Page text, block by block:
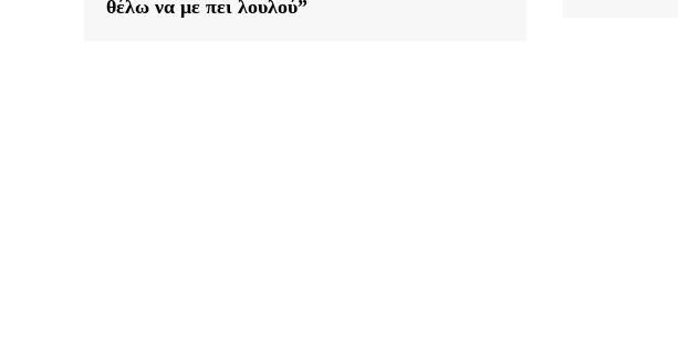
θέλω να με πει λουλού”